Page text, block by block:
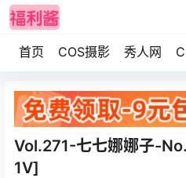
首页 COS摄影 秀人网
Vol.271-七七娜娜子-
1V]